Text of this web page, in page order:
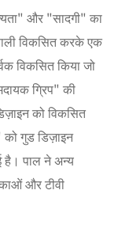
और "सादगी" का
विकसित करके एक
विकसित किया जो
ग्रिप" की
को विकसित
को गुड डिज़ाइन
है। पाल ने अन्य
और टीवी